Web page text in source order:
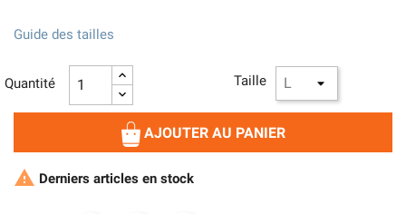
Taille
Guide des tailles
Quantité
AJOUTER AU PANIER
 Derniers articles en stock